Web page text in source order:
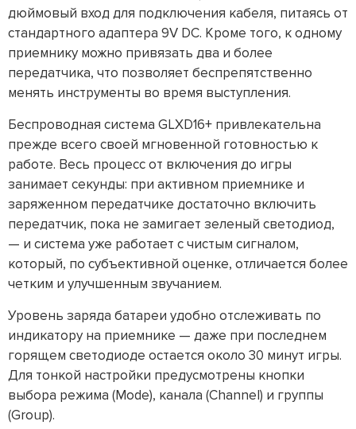
дюймовый вход для подключения кабеля, питаясь от
стандартного адаптера 9V DC. Кроме того, к одному
приемнику можно привязать два и более
передатчика, что позволяет беспрепятственно
менять инструменты во время выступления.
Беспроводная система GLXD16+ привлекательна
прежде всего своей мгновенной готовностью к
работе. Весь процесс от включения до игры
занимает секунды: при активном приемнике и
заряженном передатчике достаточно включить
передатчик, пока не замигает зеленый светодиод,
— и система уже работает с чистым сигналом,
который, по субъективной оценке, отличается более
четким и улучшенным звучанием.
Уровень заряда батареи удобно отслеживать по
индикатору на приемнике — даже при последнем
горящем светодиоде остается около 30 минут игры.
Для тонкой настройки предусмотрены кнопки
выбора режима (Mode), канала (Channel) и группы
(Group).